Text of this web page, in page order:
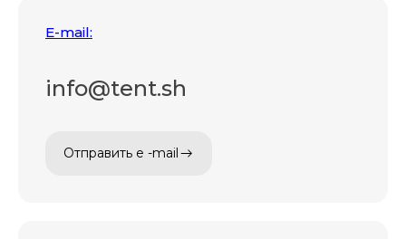
E-mail:
info@tent.sh
Отправить e -mail